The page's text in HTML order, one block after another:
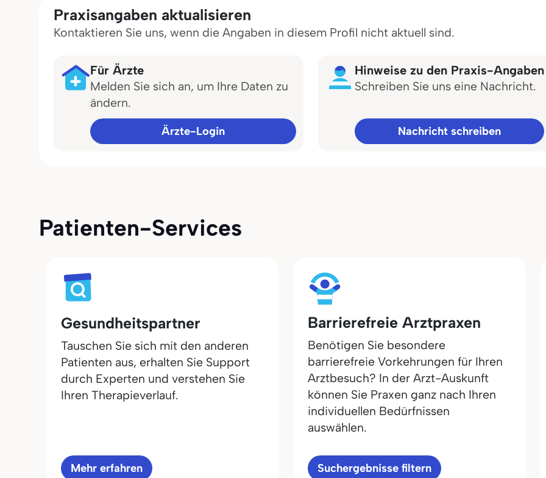
Praxisangaben aktualisieren
Kontaktieren Sie uns, wenn die Angaben in diesem Profil nicht aktuell sind.
Für Ärzte
Melden Sie sich an, um Ihre Daten zu
ändern.
Ärzte-Login
Hinweise zu den Praxis-Angaben
Schreiben Sie uns eine Nachricht.
Nachricht schreiben
Patienten-Services
Gesundheitspartner
Tauschen Sie sich mit den anderen
Patienten aus, erhalten Sie Support
durch Experten und verstehen Sie
Ihren Therapieverlauf.
Mehr erfahren
Barrierefreie Arztpraxen
Benötigen Sie besondere
barrierefreie Vorkehrungen für Ihren
Arztbesuch? In der Arzt-Auskunft
können Sie Praxen ganz nach Ihren
individuellen Bedürfnissen
auswählen.
Suchergebnisse filtern